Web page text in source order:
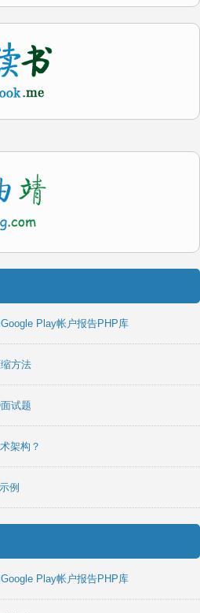
Play帐户报告PHP库
方法
试题
架构？
例
Play帐户报告PHP库